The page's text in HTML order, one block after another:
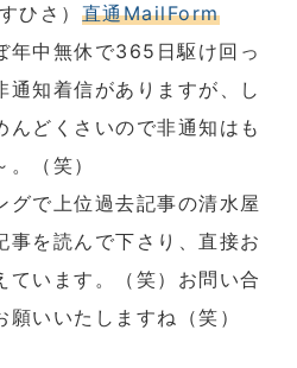
ひさ） 直通MailForm
年中無休で365日駆け回っ
通知着信がありますが、し
んどくさいので非通知はも
（笑）
グで上位過去記事の清水屋
事を読んで下さり、直接お
ています。（笑）お問い合
いいたしますね（笑）